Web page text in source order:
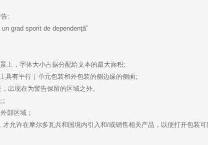
:
grad sporit de dependenţă”
上，字体大小占据分配给文本的最大面积;
具有平行于单元包装和外包装的侧边缘的侧面;
出现在为警告保留的区域之外。
;
部区域；